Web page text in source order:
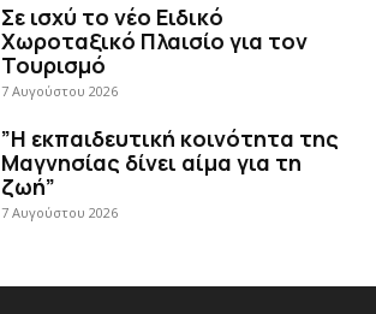
Σε ισχύ το νέο Ειδικό
Χωροταξικό Πλαισίο για τον
Τουρισμό
7 Αυγούστου 2026
”Η εκπαιδευτική κοινότητα της
Μαγνησίας δίνει αίμα για τη
ζωή”
7 Αυγούστου 2026